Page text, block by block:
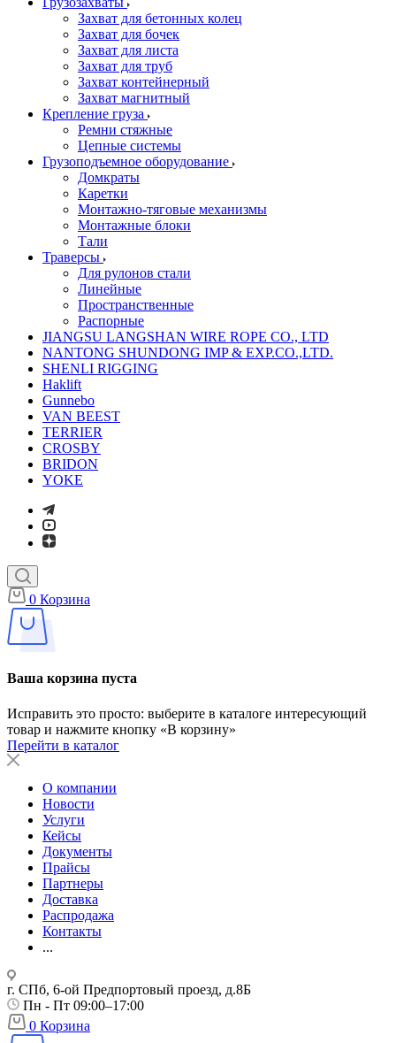
Захват для бетонных колец
Захват для бочек
Захват для листа
Захват для труб
Захват контейнерный
Захват магнитный
Крепление груза
Ремни стяжные
Цепные системы
Грузоподъемное оборудование
Домкраты
Каретки
Монтажно-тяговые механизмы
Монтажные блоки
Тали
Траверсы
Для рулонов стали
Линейные
Пространственные
Распорные
JIANGSU LANGSHAN WIRE ROPE CO., LTD
NANTONG SHUNDONG IMP & EXP.CO.,LTD.
SHENLI RIGGING
Haklift
Gunnebo
VAN BEEST
TERRIER
CROSBY
BRIDON
YOKE
0 Корзина
Ваша корзина пуста
Исправить это просто: выберите в каталоге интересующий
товар и нажмите кнопку «В корзину»
Перейти в каталог
О компании
Новости
Услуги
Кейсы
Документы
Прайсы
Партнеры
Доставка
Распродажа
Контакты
...
г. СПб, 6-ой Предпортовый проезд, д.8Б
Пн - Пт 09:00–17:00
0 Корзина